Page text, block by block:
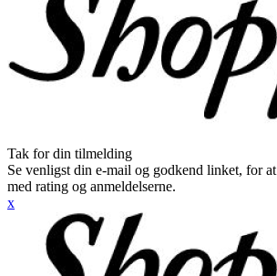
Tak for din tilmelding
Se venligst din e-mail og godkend linket, for
med rating og anmeldelserne.
x